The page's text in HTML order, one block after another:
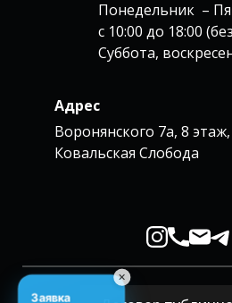
Понедельник –
с 10:00 до 18:00
Суббота,
Адрес
Воронянского 7а, 8
Ковальская Слобода
✕
Заявка